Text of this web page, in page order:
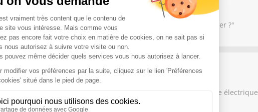
de l'arrivée en Bourse Space X : "Pourquoi ça va tout changer ?"
sur le cas de Ferrari qui suscite la polémique avec la Luce électrique